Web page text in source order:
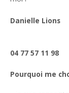
04 77 57 11 98
Pourquoi me